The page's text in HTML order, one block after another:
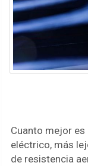
Cuanto mejor es
eléctrico, más
de resistencia